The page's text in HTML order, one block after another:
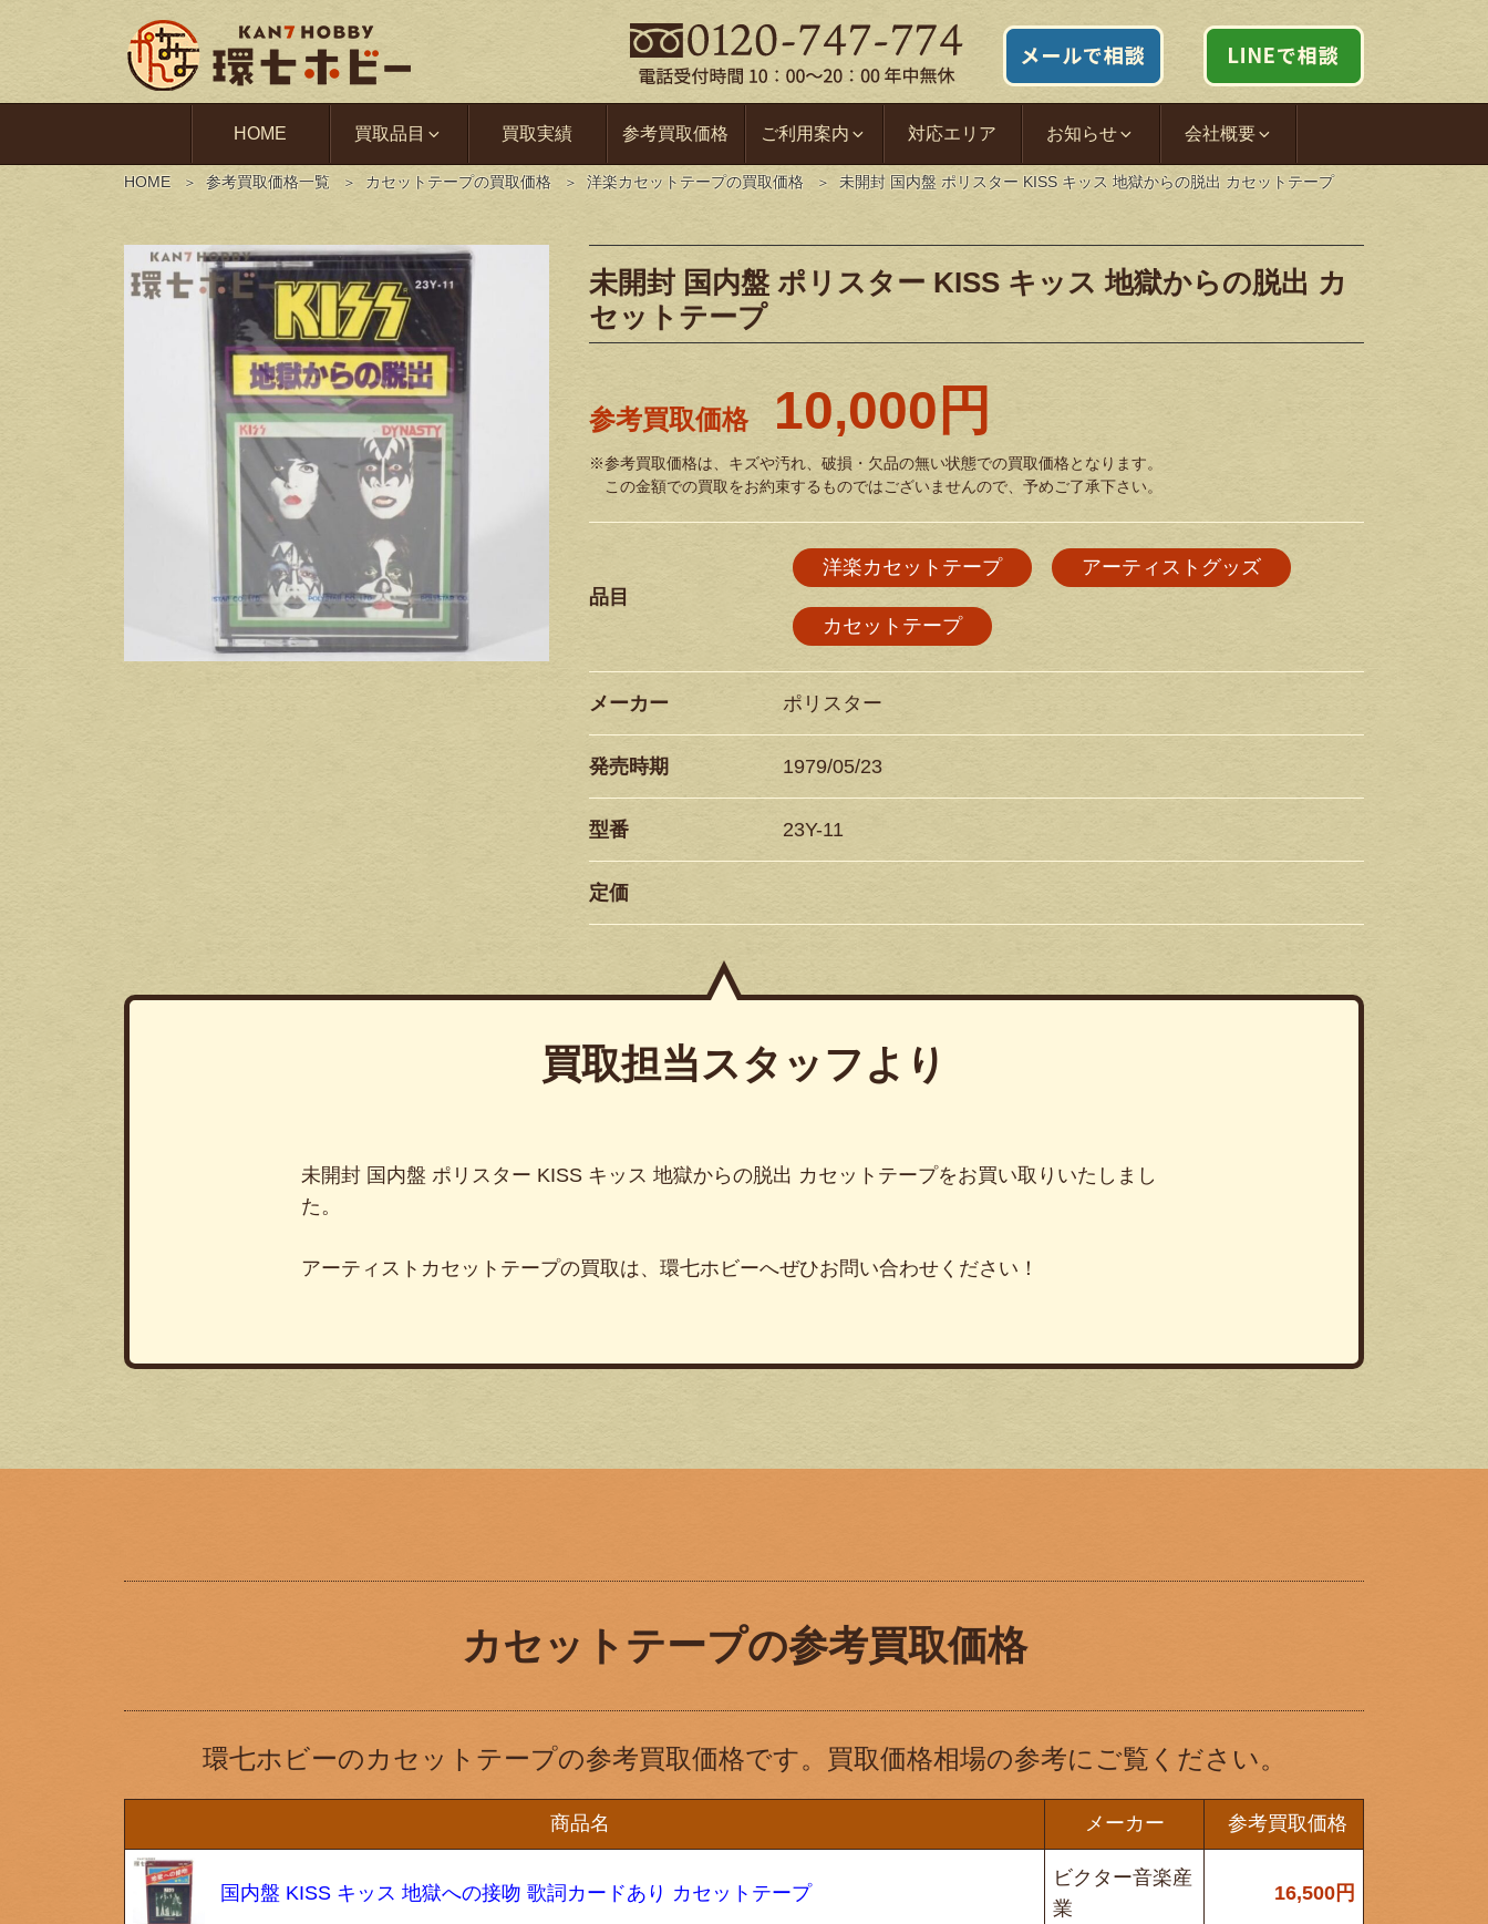
HOME 買取品目 買取実績 参考買取価格 ご利用案内 対応エリア お知らせ 会社概要
HOME 参考買取価格一覧 カセットテープの買取価格 洋楽カセットテープの買取価格 未開封 国内盤 ポリスター KISS キッス 地獄からの脱出 カセットテープ
未開封 国内盤 ポリスター KISS キッス 地獄からの脱出 カ
セットテープ
参考買取価格 10,000円
※参考買取価格は、キズや汚れ、破損・欠品の無い状態での買取価格となります。
この金額での買取をお約束するものではございませんので、予めご了承下さい。
品目
洋楽カセットテープ アーティストグッズ
カセットテープ
メーカー ポリスター
発売時期 1979/05/23
型番 23Y-11
定価
買取担当スタッフより
未開封 国内盤 ポリスター KISS キッス 地獄からの脱出 カセットテープをお買い取りいたしまし
た。
アーティストカセットテープの買取は、環七ホビーへぜひお問い合わせください！
カセットテープの参考買取価格
環七ホビーのカセットテープの参考買取価格です。買取価格相場の参考にご覧ください。
商品名 メーカー 参考買取価格
国内盤 KISS キッス 地獄への接吻 歌詞カードあり カセットテープ
ビクター音楽産
業
16,500円